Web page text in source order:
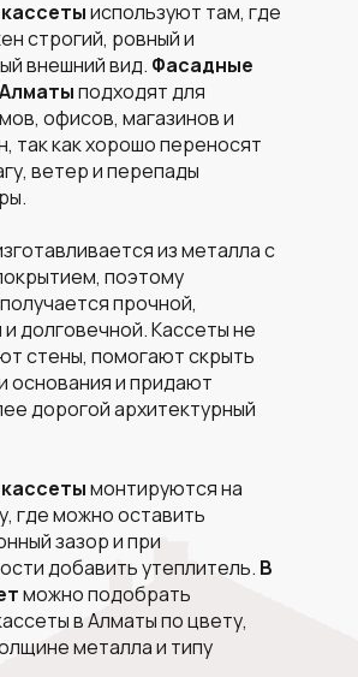
используют там, где
строгий, ровный и
внешний вид. Фасадные
подходят для
офисов, магазинов и
так как хорошо переносят
ветер и перепады
из металла с
поэтому
прочной,
и долговечной. Кассеты не
стены, помогают скрыть
основания и придают
дорогой архитектурный
монтируются на
где можно оставить
зазор и при
добавить утеплитель. В
можно подобрать
в Алматы по цвету,
металла и типу